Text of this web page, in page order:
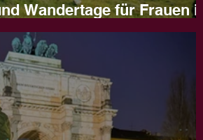
Wandertage für Frauen